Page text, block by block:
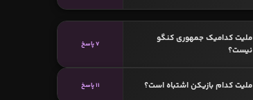
ملیت کدامیک جمهوری کنگو
نیست؟
7 پاسخ
ملیت کدام بازیکن اشتباه است؟ 11 پاسخ